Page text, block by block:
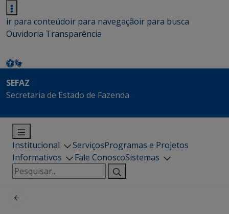
ir para conteúdoir para navegaçãoir para busca
Ouvidoria Transparência
SEFAZ
Secretaria de Estado de Fazenda
Institucional ServiçosProgramas e Projetos
Informativos
Fale ConoscoSistemas
Pesquisar
por: